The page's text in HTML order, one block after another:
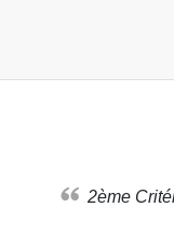
2ème